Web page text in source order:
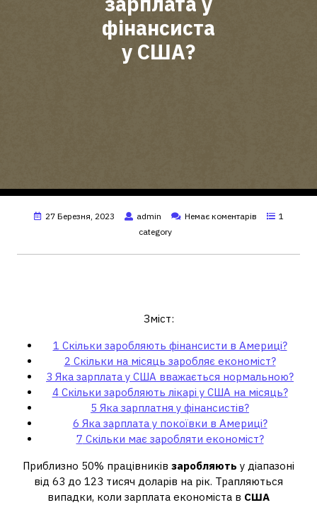
фінансиста
у США?
27 Березня, 2023 admin Немає коментарів
1
category
Зміст:
1 Скільки заробляють фінансисти в Америці?
2 Скільки на місяць заробляє економіст?
3 Яка зарплата у США вважається нормальною?
4Скільки заробляють лікарі у США на місяць?
5 Яка зарплатня у фінансистів?
6 Яка зарплата у покоївки в Америці?
7 Скільки має заробляти економіст?
Приблизно 50% працівників заробляють у діапазоні
від 63 до 123 тисяч доларів на рік. Трапляються
випадки, коли зарплата економіста в США